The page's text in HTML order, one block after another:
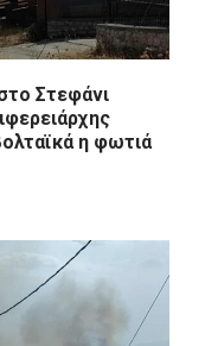
Στεφάνι
η φωτιά